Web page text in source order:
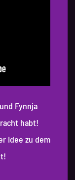
Fynnja
habt!
Idee zu dem